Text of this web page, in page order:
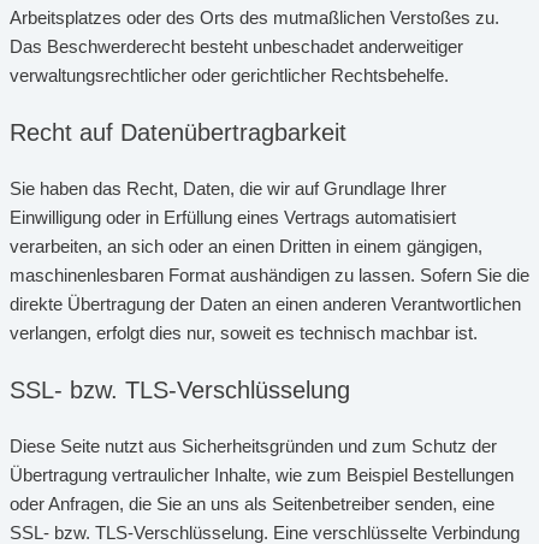
Arbeitsplatzes oder des Orts des mutmaßlichen Verstoßes zu.
Das Beschwerderecht besteht unbeschadet anderweitiger
verwaltungsrechtlicher oder gerichtlicher Rechtsbehelfe.
Recht auf Daten­übertrag­barkeit
Sie haben das Recht, Daten, die wir auf Grundlage Ihrer
Einwilligung oder in Erfüllung eines Vertrags automatisiert
verarbeiten, an sich oder an einen Dritten in einem gängigen,
maschinenlesbaren Format aushändigen zu lassen. Sofern Sie die
direkte Übertragung der Daten an einen anderen Verantwortlichen
verlangen, erfolgt dies nur, soweit es technisch machbar ist.
SSL- bzw. TLS-Verschlüsselung
Diese Seite nutzt aus Sicherheitsgründen und zum Schutz der
Übertragung vertraulicher Inhalte, wie zum Beispiel Bestellungen
oder Anfragen, die Sie an uns als Seitenbetreiber senden, eine
SSL- bzw. TLS-Verschlüsselung. Eine verschlüsselte Verbindung